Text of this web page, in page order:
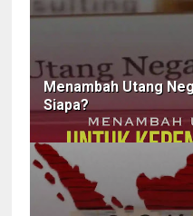
Menambah Utang
Siapa?